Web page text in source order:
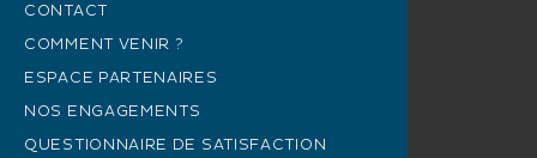
CONTACT
COMMENT VENIR ?
ESPACE PARTENAIRES
NOS ENGAGEMENTS
QUESTIONNAIRE DE SATISFACTION